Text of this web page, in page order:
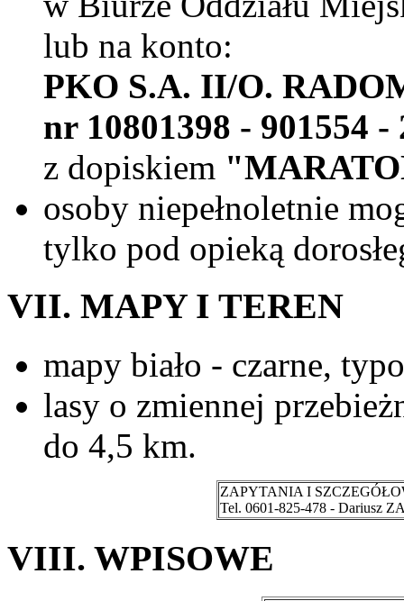
lub na konto:
PKO S.A. II/O.
nr 10801398 - 901554 -
z dopiskiem
osoby niepełnoletnie
tylko pod opieką
VII. MAPY I TEREN
mapy biało - czarne,
lasy o zmiennej
do 4,5 km.
ZAPYTANIA I
Tel. 0601-825-478 - Dariusz
VIII. WPISOWE